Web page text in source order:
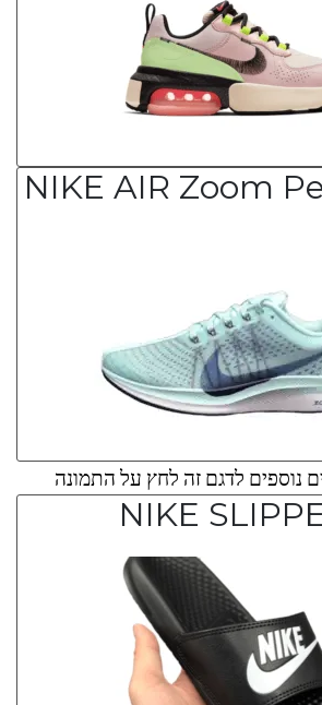
NIKE AIR Zoom
נוספים לדגם זה לחץ על התמונה
NIKE